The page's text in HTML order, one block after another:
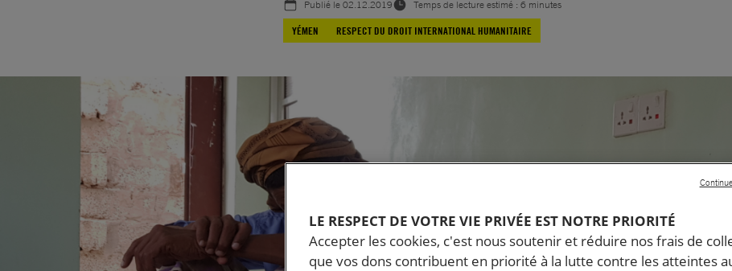
Publié le02.12.2019
Temps de lecture estimé : 6 minutes
YÉMEN
RESPECT DU DROIT INTERNATIONAL HUMANITAIRE
LE RESPECT DE VOTRE VIE PRIVÉE EST NOTRE PRIORITÉ
Accepter les cookies, c'est nous soutenir et réduire nos frais de
que vos dons contribuent en priorité à la lutte contre les atteintes